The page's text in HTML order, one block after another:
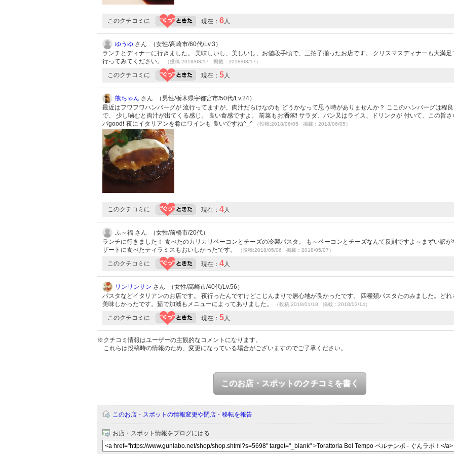
このクチコミに 現在： 6人
ゆうゆ さん （女性/高崎市/60代/Lv.3）
ランチとディナーに行きました。 美味しいし、美しいし、お値段手頃で、三拍子揃ったお店です。 クリスマスディナーも大満足
行ってみてください。
（投稿:2018/08/17 掲載：2018/08/17）
このクチコミに 現在： 5人
熊ちゃん さん （男性/栃木県宇都宮市/50代/Lv.24）
最近はフワフワハンバーグが 流行ってますが、肉汁だらけなのも どうかなって思う時がありませんか？ ここのハンバーグは程
で、 少し噛むと肉汁が出てくる感じ。 良い食感ですよ。 前菜もお洒落❗️ サラダ、パン又はライス、ドリンクが 付いて、この旨さ
パgood❗️ 夜にイタリアンを肴にワインも 良いですね^_^
（投稿:2018/06/05 掲載：2018/06/05）
このクチコミに 現在： 4人
ふ～福 さん （女性/前橋市/20代）
ランチに行きました！ 食べたのカリカリベーコンとチーズの冷製パスタ。 も～ベーコンとチーズなんて反則ですよ～まずい訳が
ザートに食べたティラミスもおいしかったです。
（投稿:2018/05/06 掲載：2018/05/07）
このクチコミに 現在： 4人
リンリンサン さん （女性/高崎市/40代/Lv.56）
パスタなどイタリアンのお店です。 夜行ったんですけどこじんまりで居心地が良かったです。 四種類パスタたのみました。どれ
美味しかったです。茹で加減もメニューによってありました。
（投稿:2018/01/18 掲載：2018/03/14）
このクチコミに 現在： 5人
※クチコミ情報はユーザーの主観的なコメントになります。
これらは投稿時の情報のため、変更になっている場合がございますのでご了承ください。
このお店・スポットのクチコミを書く
このお店・スポットの情報変更や閉店・移転を報告
お店・スポット情報をブログにはる